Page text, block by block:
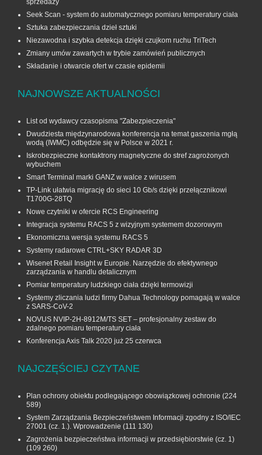
sprzedaży
Seek Scan - system do automatycznego pomiaru temperatury ciała
Sztuka zabezpieczania dzieł sztuki
Niezawodna i szybka detekcja dzięki czujkom ruchu TriTech
Zmiany umów zawartych w trybie zamówień publicznych
Składanie i otwarcie ofert w czasie epidemii
NAJNOWSZE AKTUALNOŚCI
List od wydawcy czasopisma "Zabezpieczenia"
Dwudziesta międzynarodowa konferencja na temat gaszenia mgłą
wodą (IWMC) odbędzie się w Polsce w 2021 r.
Iskrobezpieczne kontaktrony magnetyczne do stref zagrożonych
wybuchem
Smart Terminal marki GANZ w walce z wirusem
TP-Link ułatwia migrację do sieci 10 Gb/s dzięki przełącznikowi
T1700G‑28TQ
Nowe czytniki w ofercie RCS Engineering
Integracja systemu RACS 5 z wizyjnym systemem dozorowym
Ekonomiczna wersja systemu RACS 5
Systemy radarowe CTRL+SKY RADAR 3D
Wisenet Retail Insight w Europie. Narzędzie do efektywnego
zarządzania w handlu detalicznym
Pomiar temperatury ludzkiego ciała dzięki termowizji
Systemy zliczania ludzi firmy Dahua Technology pomagają w walce
z SARS-CoV-2
NOVUS NVIP-2H-8912M/TS SET – profesjonalny zestaw do
zdalnego pomiaru temperatury ciała
Konferencja Axis Talk 2020 już 25 czerwca
NAJCZĘŚCIEJ CZYTANE
Plan ochrony obiektu podlegającego obowiązkowej ochronie (224
589)
System Zarządzania Bezpieczeństwem Informacji zgodny z ISO/IEC
27001 (cz. 1.). Wprowadzenie (111 130)
Zagrożenia bezpieczeństwa informacji w przedsiębiorstwie (cz. 1)
(109 260)